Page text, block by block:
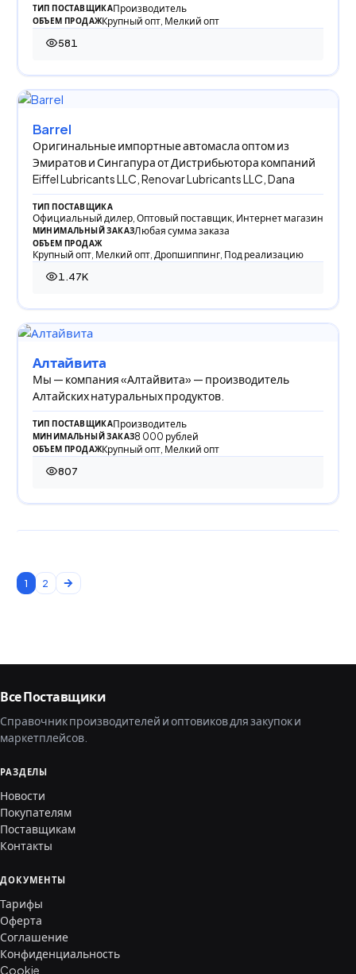
ТИП ПОСТАВЩИКАПроизводитель
ОБЪЕМ ПРОДАЖКрупный опт, Мелкий опт
581
581 просмотр
Barrel
Оригинальные импортные автомасла оптом из
Эмиратов и Сингапура от Дистрибьютора компаний
Eiffel Lubricants LLC, Renovar Lubricants LLC, Dana
ТИП ПОСТАВЩИКА
Официальный дилер, Оптовый поставщик, Интернет магазин
МИНИМАЛЬНЫЙ ЗАКАЗЛюбая сумма заказа
ОБЪЕМ ПРОДАЖ
Крупный опт, Мелкий опт, Дропшиппинг, Под реализацию
1.47K
1 469 просмотров
Алтайвита
Мы — компания «Алтайвита» — производитель
Алтайских натуральных продуктов.
ТИП ПОСТАВЩИКАПроизводитель
МИНИМАЛЬНЫЙ ЗАКАЗ8 000 рублей
ОБЪЕМ ПРОДАЖКрупный опт, Мелкий опт
807
807 просмотров
1 2
Все Поставщики
Справочник производителей и оптовиков для закупок и
маркетплейсов.
РАЗДЕЛЫ
Новости
Покупателям
Поставщикам
Контакты
ДОКУМЕНТЫ
Тарифы
Оферта
Соглашение
Конфиденциальность
Cookie